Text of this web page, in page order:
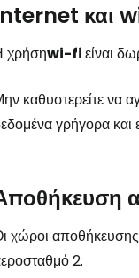
και
χρήσηwi-fiείναι
καθυστερείτε να
γρήγορα και
χώροι αποθήκευσης
2.